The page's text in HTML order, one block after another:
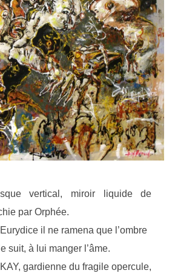
vertical, miroir liquide de
par Orphée.
il ne ramena que l’ombre
suit, à lui manger l’âme.
gardienne du fragile opercule,